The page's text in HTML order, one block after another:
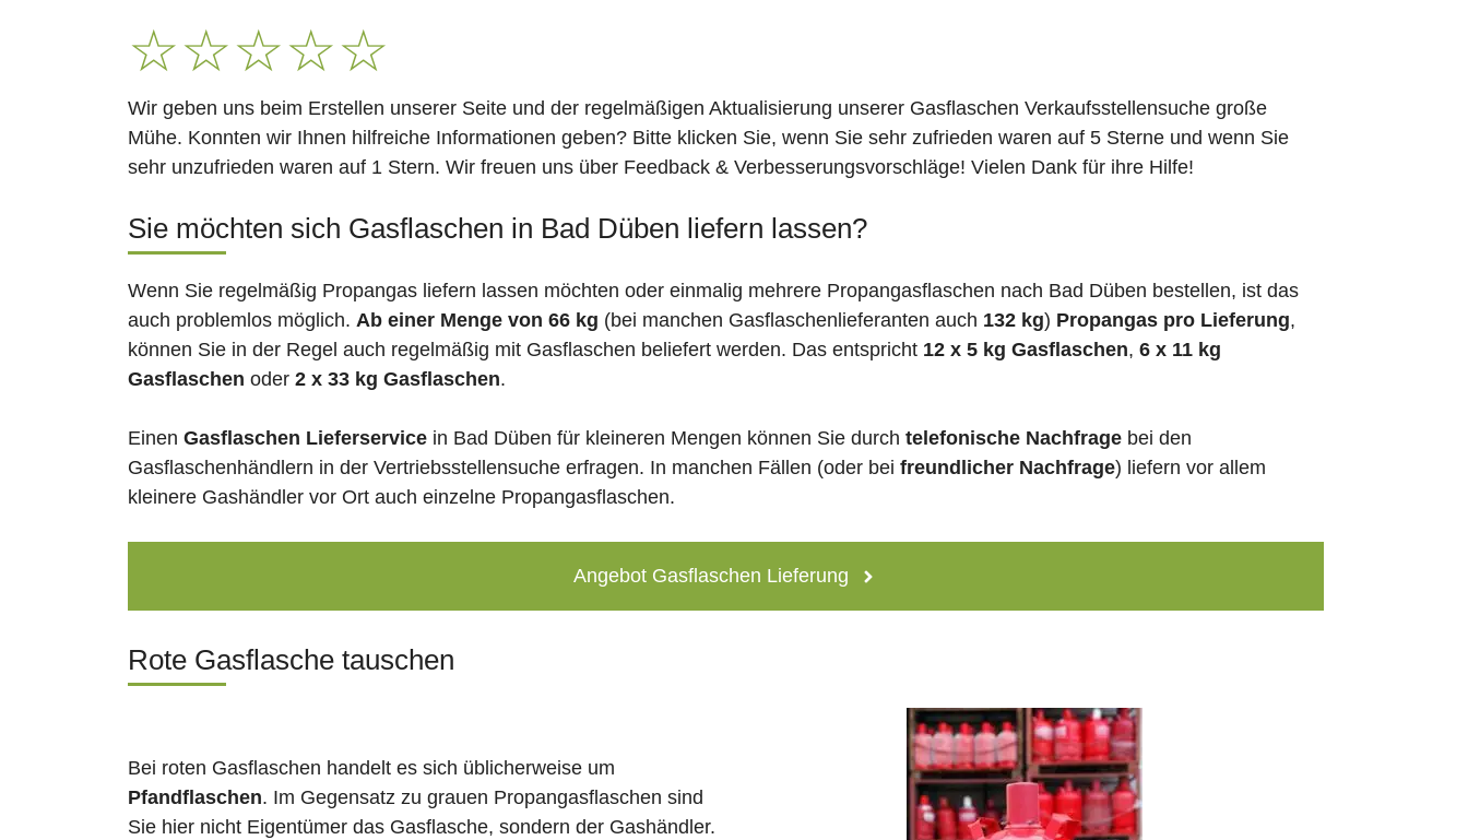
☆☆☆☆☆
Wir geben uns beim Erstellen unserer Seite und der regelmäßigen Aktualisierung unserer Gasflaschen Verkaufsstellensuche große
Mühe. Konnten wir Ihnen hilfreiche Informationen geben? Bitte klicken Sie, wenn Sie sehr zufrieden waren auf 5 Sterne und wenn Sie
sehr unzufrieden waren auf 1 Stern. Wir freuen uns über Feedback & Verbesserungsvorschläge! Vielen Dank für ihre Hilfe!
Sie möchten sich Gasflaschen in Bad Düben liefern lassen?
Wenn Sie regelmäßig Propangas liefern lassen möchten oder einmalig mehrere Propangasflaschen nach Bad Düben bestellen, ist das
auch problemlos möglich. Ab einer Menge von 66 kg (bei manchen Gasflaschenlieferanten auch 132 kg) Propangas pro Lieferung,
können Sie in der Regel auch regelmäßig mit Gasflaschen beliefert werden. Das entspricht 12 x 5 kg Gasflaschen, 6 x 11 kg
Gasflaschen oder 2 x 33 kg Gasflaschen.
Einen Gasflaschen Lieferservice in Bad Düben für kleineren Mengen können Sie durch telefonische Nachfrage bei den
Gasflaschenhändlern in der Vertriebsstellensuche erfragen. In manchen Fällen (oder bei freundlicher Nachfrage) liefern vor allem
kleinere Gashändler vor Ort auch einzelne Propangasflaschen.
Angebot Gasflaschen Lieferung
Rote Gasflasche tauschen
Bei roten Gasflaschen handelt es sich üblicherweise um
Pfandflaschen. Im Gegensatz zu grauen Propangasflaschen sind
Sie hier nicht Eigentümer das Gasflasche, sondern der Gashändler.